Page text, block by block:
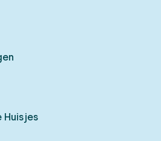
Huisjes